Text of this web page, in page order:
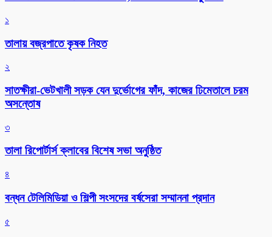
১
তালায় বজ্রপাতে কৃষক নিহত
২
সাতক্ষীরা-ভেটখালী সড়ক যেন দুর্ভোগের ফাঁদ, কাজের ঢিমেতালে চরম
অসন্তোষ
৩
‎তালা রিপোর্টার্স ক্লাবের বিশেষ সভা অনুষ্ঠিত
৪
বন্ধন টেলিমিডিয়া ও শিল্পী সংসদের বর্ষসেরা সম্মাননা প্রদান
৫